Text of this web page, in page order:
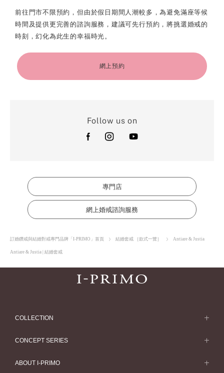
前往門市不限預約，但由於假日期間人潮較多，為避免滿座等候
時間及提供更完善的諮詢服務，建議可先行預約，將挑選婚戒的
時刻，幻化為此生的幸福時光。
網上預約
Follow us on
專門店
網上婚戒諮詢服務
訂婚鑽戒與結婚對戒專門品牌「I-PRIMO」首頁 結婚套戒 ［款式一覽］ Antiare & Justia
Antiare & Justia | 結婚套戒
COLLECTION
CONCEPT SERIES
ABOUT I-PRIMO